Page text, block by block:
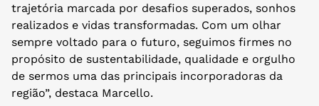
trajetória marcada por desafios superados, sonhos
realizados e vidas transformadas. Com um olhar
sempre voltado para o futuro, seguimos firmes no
propósito de sustentabilidade, qualidade e orgulho
de sermos uma das principais incorporadoras da
região”, destaca Marcello.